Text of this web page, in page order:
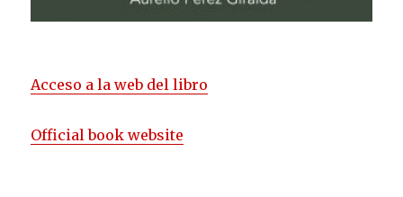
Acceso a la web del libro
Official book website